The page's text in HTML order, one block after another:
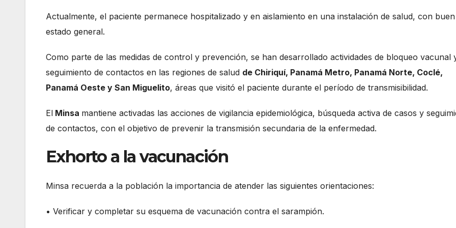
Actualmente, el paciente permanece hospitalizado y en aislamiento en una instalación de salud, con buen
estado general.
Como parte de las medidas de control y prevención, se han desarrollado actividades de bloqueo vacunal
seguimiento de contactos en las regiones de salud de Chiriquí, Panamá Metro, Panamá Norte, Coclé,
Panamá Oeste y San Miguelito, áreas que visitó el paciente durante el período de transmisibilidad.
El Minsa mantiene activadas las acciones de vigilancia epidemiológica, búsqueda activa de casos y
de contactos, con el objetivo de prevenir la transmisión secundaria de la enfermedad.
Exhorto a la vacunación
Minsa recuerda a la población la importancia de atender las siguientes orientaciones:
• Verificar y completar su esquema de vacunación contra el sarampión.